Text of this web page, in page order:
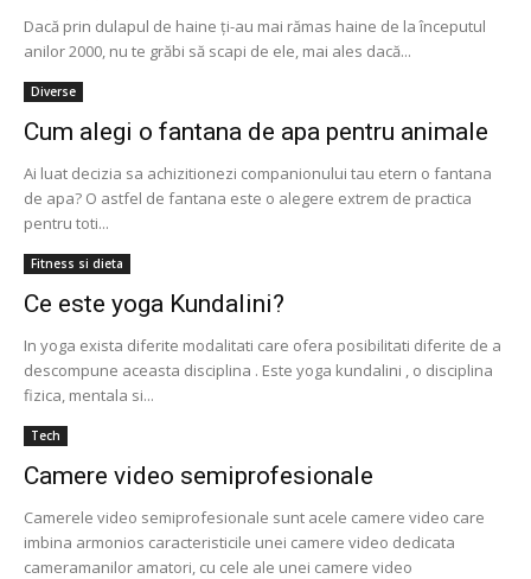
Dacă prin dulapul de haine ți-au mai rămas haine de la începutul
anilor 2000, nu te grăbi să scapi de ele, mai ales dacă...
Diverse
Cum alegi o fantana de apa pentru animale
Ai luat decizia sa achizitionezi companionului tau etern o fantana
de apa? O astfel de fantana este o alegere extrem de practica
pentru toti...
Fitness si dieta
Ce este yoga Kundalini?
In yoga exista diferite modalitati care ofera posibilitati diferite de a
descompune aceasta disciplina . Este yoga kundalini , o disciplina
fizica, mentala si...
Tech
Camere video semiprofesionale
Camerele video semiprofesionale sunt acele camere video care
imbina armonios caracteristicile unei camere video dedicata
cameramanilor amatori, cu cele ale unei camere video